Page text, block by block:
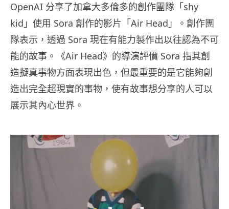
OpenAI 分享了加拿大多倫多的創作團隊「shy
kid」使用 Sora 創作的影片「Air Head」。創作團
隊表示，透過 Sora 現在有能力製作出以往認為不可
能的故事。《Air Head》的導演評價 Sora 指其創
造擬真事物方面表現出色，但最重要的是它能夠創
造出完全超現實的事物，使有故事想分享的人可以
展示其內心世界。